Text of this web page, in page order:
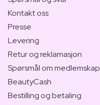
Kontakt oss
Presse
Levering
Retur og reklamasjon
Spørsmål om medlemskap
BeautyCash
Bestilling og betaling